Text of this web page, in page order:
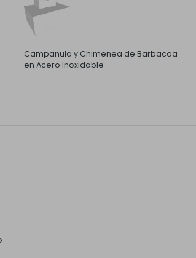
Campanula y Chimenea de Barbacoa
en Acero Inoxidable